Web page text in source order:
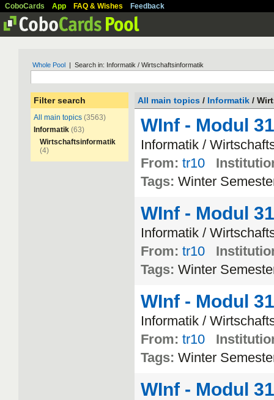
CoboCards App FAQ & Wishes Feedback
Whole Pool | Search in: Informatik / Wirtschaftsinformatik
Filter search
All main topics (3563)
Informatik (63)
Wirtschaftsinformatik
(4)
All main topics / Informatik /
WInf - Modul
Informatik /
From: tr10
Tags: Winter
WInf - Modul
Informatik /
From: tr10
Tags: Winter
WInf - Modul
Informatik /
From: tr10
Tags: Winter
WInf - Modul